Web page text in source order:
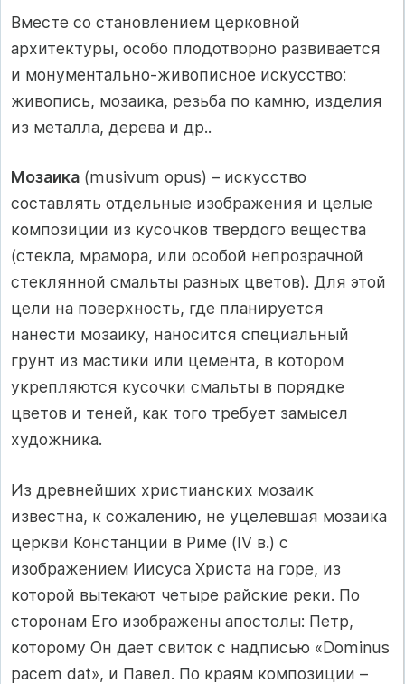
Вместе со становлением церковной
архитектуры, особо плодотворно развивается
и монументально-живописное искусство:
живопись, мозаика, резьба по камню, изделия
из металла, дерева и др..
Мозаика (musivum opus) – искусство
составлять отдельные изображения и целые
композиции из кусочков твердого вещества
(стекла, мрамора, или особой непрозрачной
стеклянной смальты разных цветов). Для этой
цели на поверхность, где планируется
нанести мозаику, наносится специальный
грунт из мастики или цемента, в котором
укрепляются кусочки смальты в порядке
цветов и теней, как того требует замысел
художника.
Из древнейших христианских мозаик
известна, к сожалению, не уцелевшая мозаика
церкви Констанции в Риме (IV в.) с
изображением Иисуса Христа на горе, из
которой вытекают четыре райские реки. По
сторонам Его изображены апостолы: Петр,
которому Он дает свиток с надписью «Dominus
pacem dat», и Павел. По краям композиции –